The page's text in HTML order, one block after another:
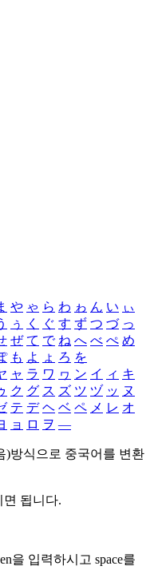
や ゃ ら わ ゎ ん い ぃ
ぅ く ぐ す ず つ づ っ
ぜ て で ね へ べ ぺ め
も よ ょ ろ を
ャ ラ ワ ヮ ン イ ィ キ
ク グ ス ズ ツ ヅ ッ ヌ
テ デ ヘ ベ ペ メ レ オ
ョ ロ ヲ ―
)방식으로 중국어를 변환
됩니다.
을 입력하시고 space를